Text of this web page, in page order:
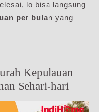
lo bisa langsung
per bulan yang
Kepulauan
Sehari-hari